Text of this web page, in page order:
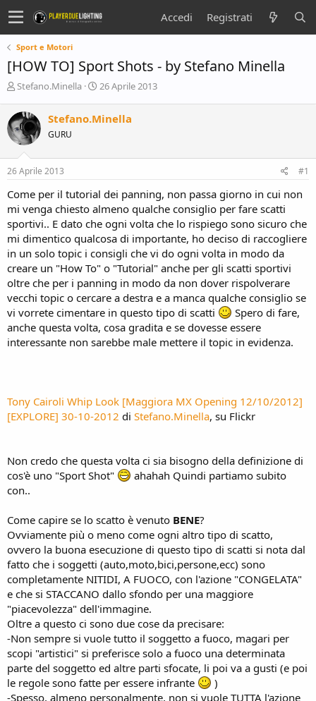
Accedi Registrati
Sport e Motori
[HOW TO] Sport Shots - by Stefano Minella
C
e
a
t
o
r
e
i
s
c
u
s
i
o
n
e
Stefano.Minella
D
a
i
z
i
o
26 Aprile 2013
Stefano.Minella
GURU
26 Aprile 2013 #1
Come per il tutorial dei panning, non passa giorno in cui non
mi venga chiesto almeno qualche consiglio per fare scatti
sportivi.. E dato che ogni volta che lo rispiego sono sicuro che
mi dimentico qualcosa di importante, ho deciso di raccogliere
in un solo topic i consigli che vi do ogni volta in modo da
creare un "How To" o "Tutorial" anche per gli scatti sportivi
oltre che per i panning in modo da non dover rispolverare
vecchi topic o cercare a destra e a manca qualche consiglio se
vi vorrete cimentare in questo tipo di scatti
Spero di fare,
anche questa volta, cosa gradita e se dovesse essere
interessante non sarebbe male mettere il topic in evidenza.
Tony Cairoli Whip Look [Maggiora MX Opening 12/10/2012]
[EXPLORE] 30-10-2012 di Stefano.Minella, su Flickr
Non credo che questa volta ci sia bisogno della definizione di
cos'è uno "Sport Shot"
ahahah Quindi partiamo subito
con..
Come capire se lo scatto è venuto BENE?
Ovviamente più o meno come ogni altro tipo di scatto,
ovvero la buona esecuzione di questo tipo di scatti si nota dal
fatto che i soggetti (auto,moto,bici,persone,ecc) sono
completamente NITIDI, A FUOCO, con l'azione "CONGELATA"
e che si STACCANO dallo sfondo per una maggiore
"piacevolezza" dell'immagine.
Oltre a questo ci sono due cose da precisare:
-Non sempre si vuole tutto il soggetto a fuoco, magari per
scopi "artistici" si preferisce solo a fuoco una determinata
parte del soggetto ed altre parti sfocate, li poi va a gusti (e poi
le regole sono fatte per essere infrante
)
-Spesso, almeno personalmente, non si vuole TUTTA l'azione